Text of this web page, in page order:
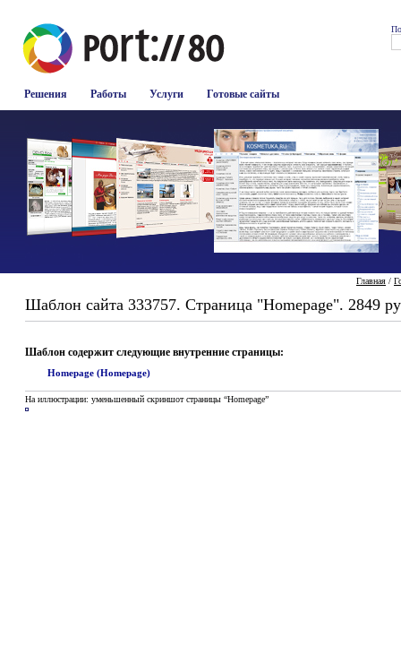
Решения Работы Услуги Готовые сайты
Главная /
Шаблон сайта 333757. Страница "Homepage". 2849
Шаблон содержит следующие внутренние страницы:
Homepage (Homepage)
На иллюстрации: уменьшенный скриншот страницы “Homepage”